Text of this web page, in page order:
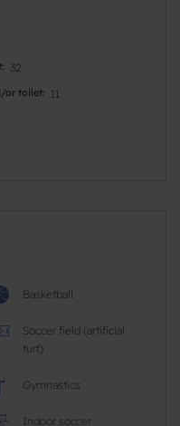
32
or toilet 11
Basketball
Soccer field (artificial
turf)
Gymnastics
Indoor soccer